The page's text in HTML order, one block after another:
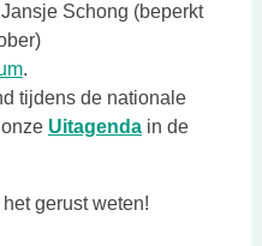
Schong (beperkt
Deze link opent in een
.
tijdens de nationale
Uitagendain de
gerust weten!
link opent in een nieuwe tab